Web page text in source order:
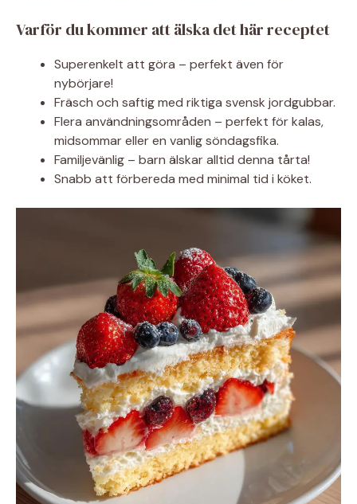
Varför du kommer att älska det här receptet
Superenkelt att göra – perfekt även för
nybörjare!
Fräsch och saftig med riktiga svensk jordgubbar.
Flera användningsområden – perfekt för kalas,
midsommar eller en vanlig söndagsfika.
Familjevänlig – barn älskar alltid denna tårta!
Snabb att förbereda med minimal tid i köket.